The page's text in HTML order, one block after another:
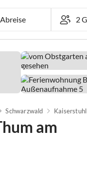
Schwarzwald Kaiserstuhl
am